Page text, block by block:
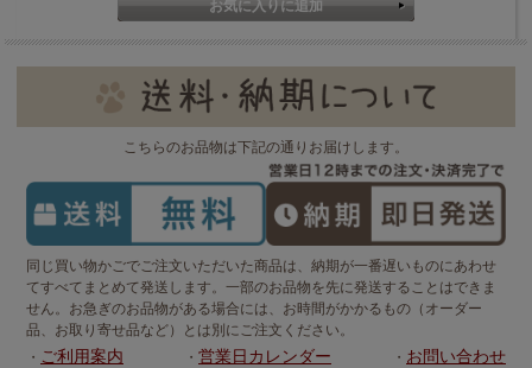
こちらのお品物は下記の通りお届けします。
同じ買い物かごでご注文いただいた商品は、納期が一番遅いものにあわせ
てすべてまとめて発送します。一部のお品物を先に発送することはできま
せん。お急ぎのお品物がある場合には、お時間がかかるもの（オーダー
品、お取り寄せ品など）とは別にご注文ください。
・ ご利用案内 ・ 営業日カレンダー ・ お問い合わせ